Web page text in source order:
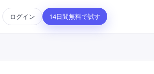
ログイン 14日間無料で試す